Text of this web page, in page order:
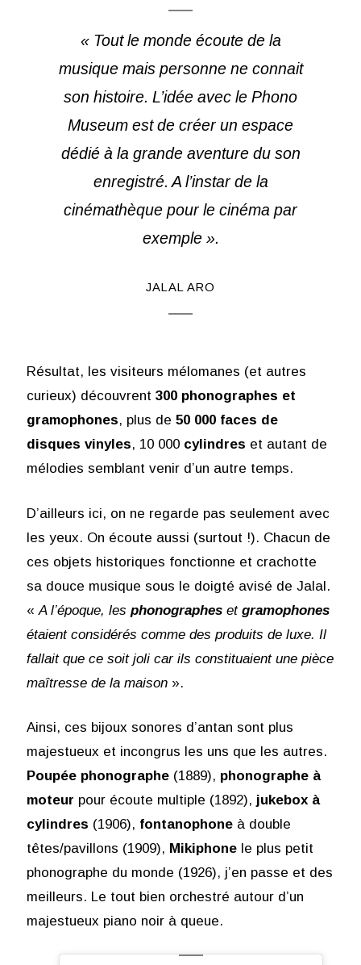
« Tout le monde écoute de la
musique mais personne ne connait
son histoire. L’idée avec le Phono
Museum est de créer un espace
dédié à la grande aventure du son
enregistré. A l’instar de la
cinémathèque pour le cinéma par
exemple ».
JALAL ARO
Résultat, les visiteurs mélomanes (et autres
curieux) découvrent 300 phonographes et
gramophones, plus de 50 000 faces de
disques vinyles, 10 000 cylindres et autant de
mélodies semblant venir d’un autre temps.
D’ailleurs ici, on ne regarde pas seulement avec
les yeux. On écoute aussi (surtout !). Chacun de
ces objets historiques fonctionne et crachotte
sa douce musique sous le doigté avisé de Jalal.
« A l’époque, les phonographeset gramophones
étaient considérés comme des produits de luxe. Il
fallait que ce soit joli car ils constituaient une pièce
maîtresse de la maison».
Ainsi, ces bijoux sonores d’antan sont plus
majestueux et incongrus les uns que les autres.
Poupée phonographe(1889), phonographe à
moteur pour écoute multiple (1892), jukebox à
cylindres (1906), fontanophoneà double
têtes/pavillons (1909), Mikiphonele plus petit
phonographe du monde (1926), j’en passe et des
meilleurs. Le tout bien orchestré autour d’un
majestueux piano noir à queue.